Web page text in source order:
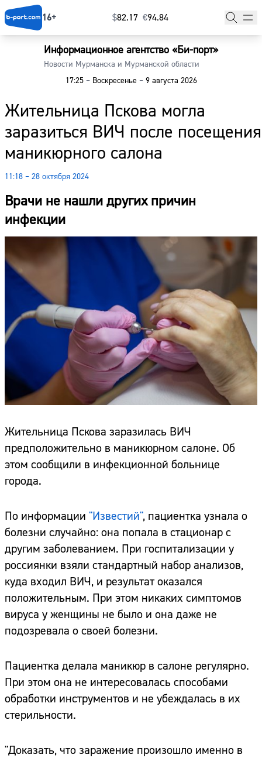
16+ $⁠82.17 €⁠94.84
Информационное агентство «Би-порт»
Новости Мурманска и Мурманской области
17:25 –Воскресенье –9 августа 2026
Жительница Пскова могла
заразиться ВИЧ после посещения
маникюрного салона
11:18 – 28 октября 2024
Врачи не нашли других причин
инфекции
Жительница Пскова заразилась ВИЧ
предположительно в маникюрном салоне. Об
этом сообщили в инфекционной больнице
города.
По информации "Известий", пациентка узнала о
болезни случайно: она попала в стационар с
другим заболеванием. При госпитализации у
россиянки взяли стандартный набор анализов,
куда входил ВИЧ, и результат оказался
положительным. При этом никаких симптомов
вируса у женщины не было и она даже не
подозревала о своей болезни.
Пациентка делала маникюр в салоне регулярно.
При этом она не интересовалась способами
обработки инструментов и не убеждалась в их
стерильности.
"Доказать, что заражение произошло именно в
Главная
Наши гости
Фоторепортажи
Погода
Курсы валют